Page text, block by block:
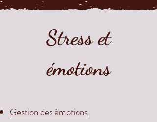
Stress et
émotions
Gestion des émotions